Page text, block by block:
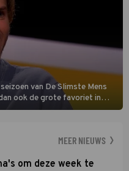
van De Slimste Mens
ook de grote favoriet in
inbreng, want komiek
MEER NIEUWS
om deze week te